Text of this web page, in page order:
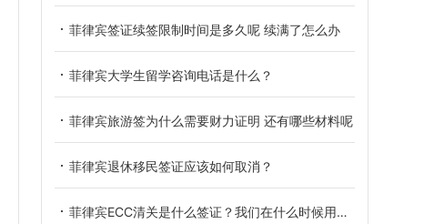
菲律宾签证续签限制时间是多久呢 续满了怎么办
菲律宾大学生留学咨询电话是什么？
菲律宾旅游签为什么需要财力证明 还有哪些材料呢
菲律宾退休移民签证应该如何取消？
菲律宾ECC清关是什么签证？我们在什么时候用到？